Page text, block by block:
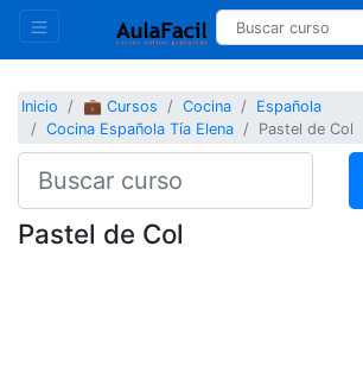
Inicio 💼 Cursos Cocina
Española
Cocina Española Tía Elena
Pastel de Col
Pastel de Col